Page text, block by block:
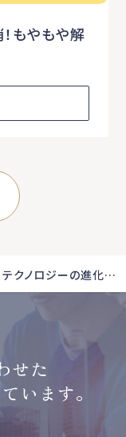
もやもや解
【夏休みアーカイブ】テクノロジーの進化によって“法務部”は“二極化”する？〜これからのコーポレート人材に必要なスキルとは～
せた
います。